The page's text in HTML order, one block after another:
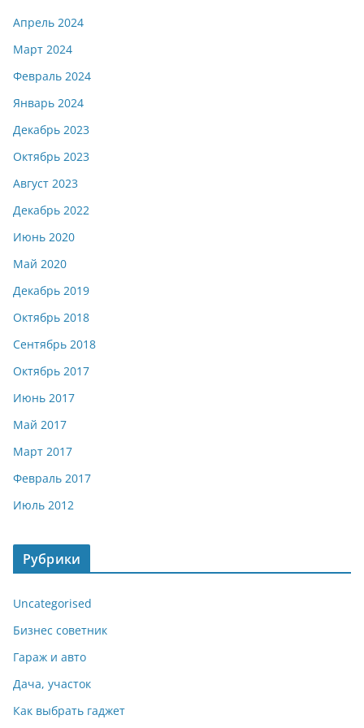
Апрель 2024
Март 2024
Февраль 2024
Январь 2024
Декабрь 2023
Октябрь 2023
Август 2023
Декабрь 2022
Июнь 2020
Май 2020
Декабрь 2019
Октябрь 2018
Сентябрь 2018
Октябрь 2017
Июнь 2017
Май 2017
Март 2017
Февраль 2017
Июль 2012
Рубрики
Uncategorised
Бизнес советник
Гараж и авто
Дача, участок
Как выбрать гаджет